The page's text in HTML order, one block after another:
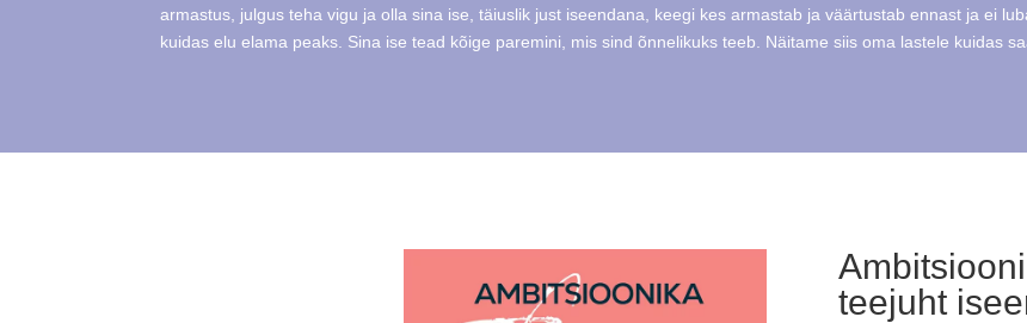
armastus, julgus teha vigu ja olla sina ise, täiuslik just iseendana, keegi kes armastab ja väärtustab ennast ja ei
kuidas elu elama peaks. Sina ise tead kõige paremini, mis sind õnnelikuks teeb. Näitame siis oma lastele kuidas
teejuht